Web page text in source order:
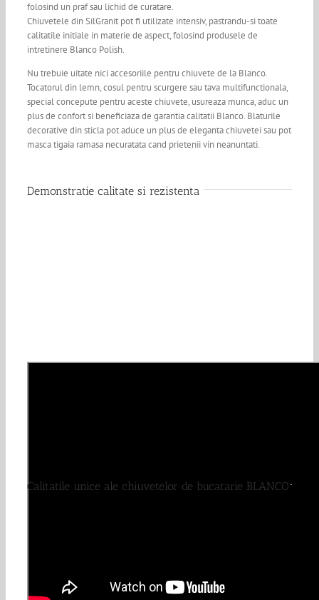
folosind un praf sau lichid de curatare.
Chiuvetele din SilGranit pot fi utilizate intensiv, pastrandu-si toate
calitatile initiale in materie de aspect, folosind produsele de
intretinere Blanco Polish.
Nu trebuie uitate nici accesoriile pentru chiuvete de la Blanco.
Tocatorul din lemn, cosul pentru scurgere sau tava multifunctionala,
special concepute pentru aceste chiuvete, usureaza munca, aduc un
plus de confort si beneficiaza de garantia calitatii Blanco. Blaturile
decorative din sticla pot aduce un plus de eleganta chiuvetei sau pot
masca tigaia ramasa necuratata cand prietenii vin neanuntati.
Demonstratie calitate si rezistenta
Calitatile unice ale chiuvetelor de bucatarie BLANCO